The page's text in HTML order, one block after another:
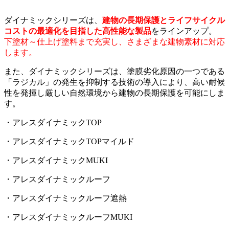
ダイナミックシリーズは、 建物の長期保護とライフサイクル
コストの最適化を目指した高性能な製品をラインアップ。
下塗材～仕上げ塗料まで充実し、さまざまな建物素材に対応
します。
また、ダイナミックシリーズは、塗膜劣化原因の一つである
「ラジカル」の発生を抑制する技術の導入により、高い耐候
性を発揮し厳しい自然環境から建物の長期保護を可能にしま
す。
・アレスダイナミックTOP
・アレスダイナミックTOPマイルド
・アレスダイナミックMUKI
・アレスダイナミックルーフ
・アレスダイナミックルーフ遮熱
・アレスダイナミックルーフMUKI